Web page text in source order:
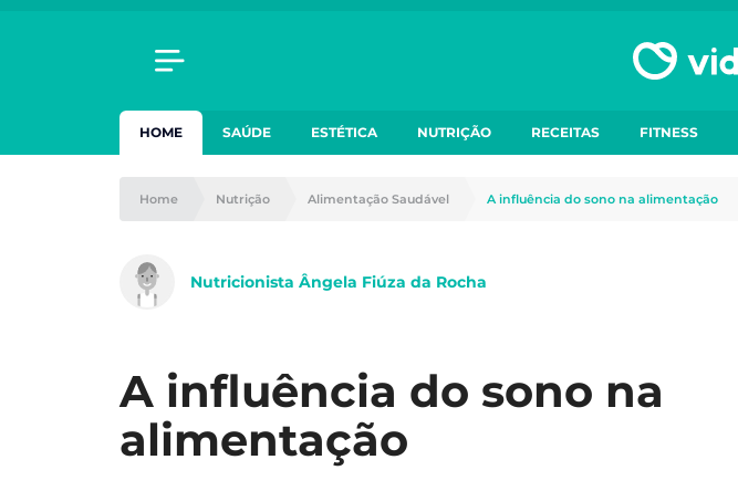
HOME SAÚDE ESTÉTICA NUTRIÇÃO RECEITAS FITNESS
Home Nutrição Alimentação Saudável A influência do sono na alimentação
Nutricionista Ângela Fiúza da Rocha
A influência do sono na
alimentação